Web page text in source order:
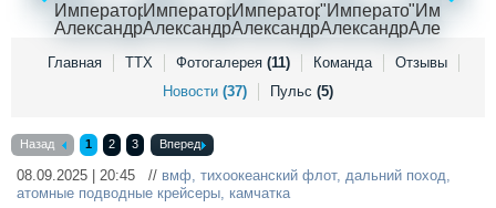
Выставки и семинары
Личности
Словарь
Галерея флота
Форум
Отзывы
Все службы
Главная ТТХ Фотогалерея (11) Команда
Отзывы
Новости (37) Пульс (5)
Назад 1 2 3 Вперед
08.09.2025 | 20:45 // вмф, тихоокеанский флот, дальний поход,
атомные подводные крейсеры, камчатка